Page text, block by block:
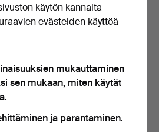
REPRODUKTIO
135 USD
käytön kannalta
evästeiden käyttöä
mukauttaminen
sen mukaan, miten käytät
ja parantaminen.